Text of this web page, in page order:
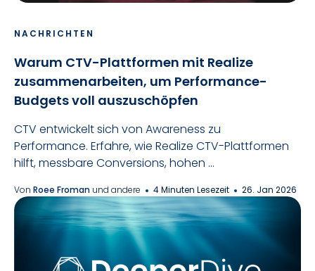
NACHRICHTEN
Warum CTV-Plattformen mit Realize
zusammenarbeiten, um Performance-
Budgets voll auszuschöpfen
CTV entwickelt sich von Awareness zu
Performance. Erfahre, wie Realize CTV-Plattformen
hilft, messbare Conversions, hohen ...
Von Roee Froman und andere 4 Minuten Lesezeit 26. Jan 2026